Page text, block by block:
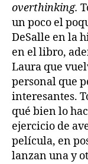
overthinking.
un poco el
DeSalle en la
en el libro,
Laura que
personal que
interesantes.
qué bien lo
ejercicio de
película, en
lanzan una y